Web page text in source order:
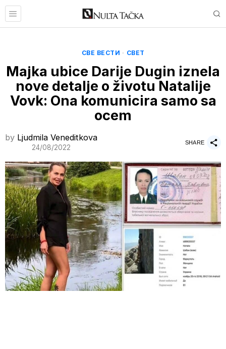
СВЕ ВЕСТИ · СВЕТ
Majka ubice Darije Dugin iznela
nove detalje o životu Natalije
Vovk: Ona komunicira samo sa
ocem
by Ljudmila Veneditkova
24/08/2022
SHARE